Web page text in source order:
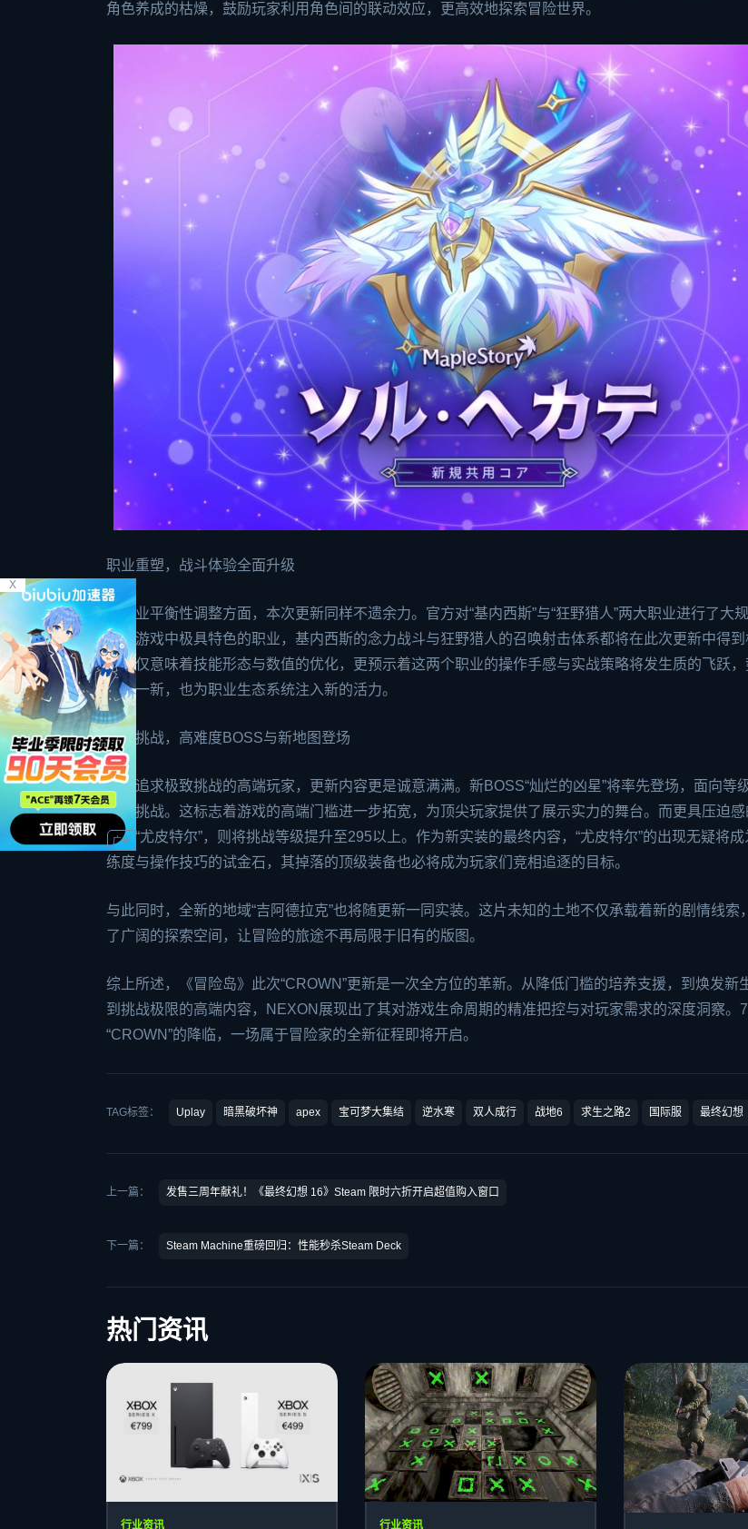
X
角色养成的枯燥，鼓励玩家利用角色间的联动效应，更高效地探索冒险世界。
职业重塑，战斗体验全面升级
在职业平衡性调整方面，本次更新同样不遗余力。官方对“基内西斯”与“狂野猎人”两大职业进行了大
作为游戏中极具特色的职业，基内西斯的念力战斗与狂野猎人的召唤射击体系都将在此次更新中得到
这不仅意味着技能形态与数值的优化，更预示着这两个职业的操作手感与实战策略将发生质的飞跃
耳目一新，也为职业生态系统注入新的活力。
终局挑战，高难度BOSS与新地图登场
对于追求极致挑战的高端玩家，更新内容更是诚意满满。新BOSS“灿烂的凶星”将率先登场，面向等
开放挑战。这标志着游戏的高端门槛进一步拓宽，为顶尖玩家提供了展示实力的舞台。而更具压迫感
——“尤皮特尔”，则将挑战等级提升至295以上。作为新实装的最终内容，“尤皮特尔”的出现无疑将
练度与操作技巧的试金石，其掉落的顶级装备也必将成为玩家们竞相追逐的目标。
与此同时，全新的地域“吉阿德拉克”也将随更新一同实装。这片未知的土地不仅承载着新的剧情线索
了广阔的探索空间，让冒险的旅途不再局限于旧有的版图。
综上所述，《冒险岛》此次“CROWN”更新是一次全方位的革新。从降低门槛的培养支援，到焕发新
到挑战极限的高端内容，NEXON展现出了其对游戏生命周期的精准把控与对玩家需求的深度洞察。
“CROWN”的降临，一场属于冒险家的全新征程即将开启。
TAG标签： Uplay 暗黑破坏神 apex 宝可梦大集结 逆水寒 双人成行 战地6 求生之路2 国际服 最终幻想
上一篇： 发售三周年献礼！《最终幻想 16》Steam 限时六折开启超值购入窗口
下一篇： Steam Machine重磅回归：性能秒杀Steam Deck
热门资讯
行业资讯 行业资讯